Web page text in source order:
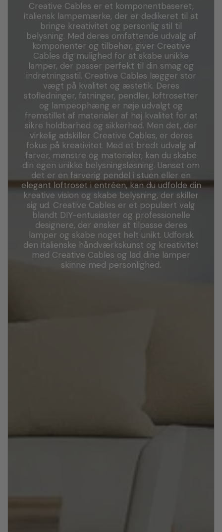
Creative Cables er et komponentbaseret,
italiensk lampemærke, der er dedikeret til at
bringe kreativitet og personlig stil til
belysning. Med deres omfattende udvalg af
komponenter og tilbehør, giver Creative
Cables dig mulighed for at skabe unikke
lamper, der passer perfekt til din smag og
indretningsstil. Creative Cables lægger stor
vægt på kvalitet og æstetik. Deres
stofledninger, fatninger, pendler, loftrosetter
og lampeophæng er nøje udvalgt og
fremstillet af materialer af høj kvalitet for at
sikre holdbarhed og sikkerhed. Men det, der
virkelig adskiller Creative Cables, er deres
fokus på kreativitet. Med et bredt udvalg af
farver, mønstre og materialer, kan du skabe
din egen unikke belysningsløsning. Uanset om
det er en farverig pendel i stuen eller en
elegant loftroset i entréen, kan du udfolde din
kreative vision og skabe belysning, der skiller
sig ud. Creative Cables er et populært valg
blandt DIY-entusiaster og professionelle
designere, der ønsker at tilpasse deres
lamper og skabe noget helt unikt. Udforsk
den italienske håndværkskunst og kreativitet
med Creative Cables og lad dine lamper
skinne med personlighed.